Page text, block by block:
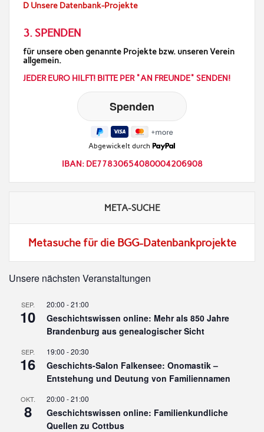
D Unsere Datenbank-Projekte
3. SPENDEN
für unsere oben genannte Projekte bzw. unseren Verein
allgemein.
JEDER EURO HILFT! BITTE PER "AN FREUNDE" SENDEN!
Abgewickelt durch
IBAN: DE77830654080004206908
META-SUCHE
Metasuche für die BGG-Datenbankprojekte
Unsere nächsten Veranstaltungen
SEP.
10
20:00 -21:00
Geschichtswissen online: Mehr als 850 Jahre
Brandenburg aus genealogischer Sicht
SEP.
16
19:00 -20:30
Geschichts-Salon Falkensee: Onomastik –
Entstehung und Deutung von Familiennamen
OKT.
8
20:00 -21:00
Geschichtswissen online: Familienkundliche
Quellen zu Cottbus